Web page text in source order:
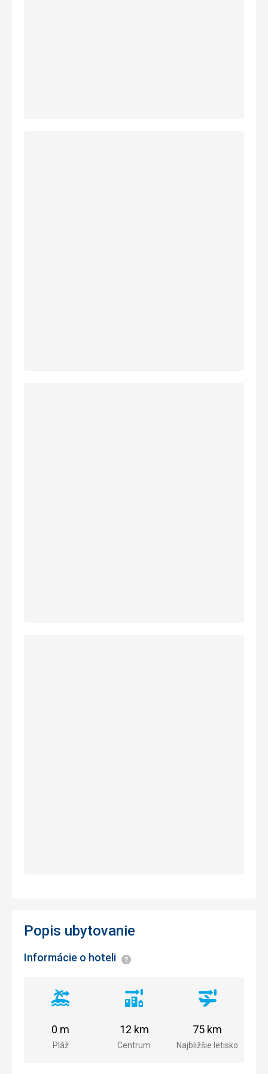
Popis ubytovanie
Informácie o hoteli Informácie
Vzdialenosť
pláže
Pláž
0 m
Vzdialenosť
centra
Centrum
12 km
Vzdialenosť
letiska
Najbližšie letisko
75 km